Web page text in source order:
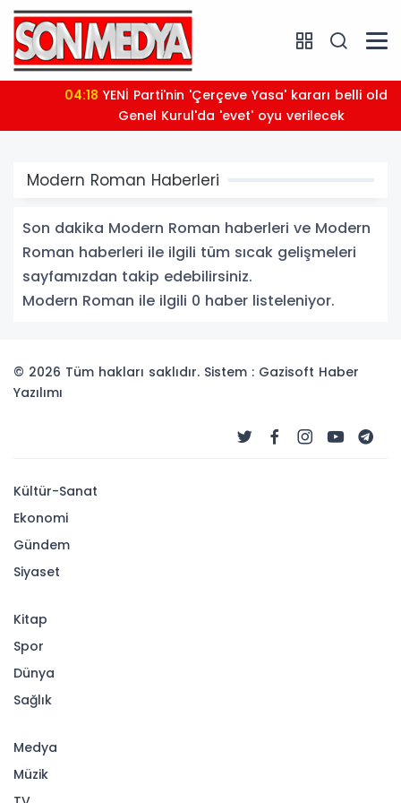
04:18YENİ Parti'nin 'Çerçeve Yasa' kararı belli oldu:
Genel Kurul'da 'evet' oyu verilecek
Modern Roman Haberleri
Son dakika Modern Roman haberleri ve Modern
Roman haberleri ile ilgili tüm sıcak gelişmeleri
sayfamızdan takip edebilirsiniz.
Modern Roman ile ilgili 0 haber listeleniyor.
© 2026 Tüm hakları saklıdır. Sistem : Gazisoft Haber
Yazılımı
Kültür-Sanat
Ekonomi
Gündem
Siyaset
Kitap
Spor
Dünya
Sağlık
Medya
Müzik